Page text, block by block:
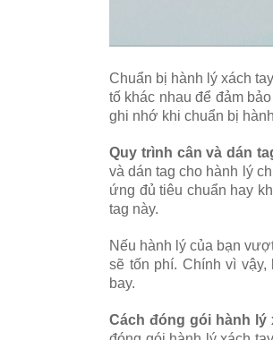
Chuẩn bị hành lý xách
tố khác nhau để đảm
ghi nhớ khi chuẩn bị
Quy trình cân và dán
và dán tag cho hành lý
ứng đủ tiêu chuẩn hay
tag này.
Nếu hành lý của bạn
sẽ tốn phí. Chính vì
bay.
Cách đóng gói hành lý